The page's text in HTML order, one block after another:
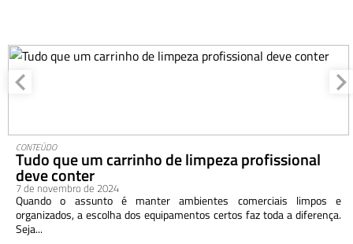
CONTEÚDO
Tudo que um carrinho de limpeza profissional
deve conter
7 de novembro de 2024
Quando o assunto é manter ambientes comerciais limpos e
organizados, a escolha dos equipamentos certos faz toda a diferença.
Seja...